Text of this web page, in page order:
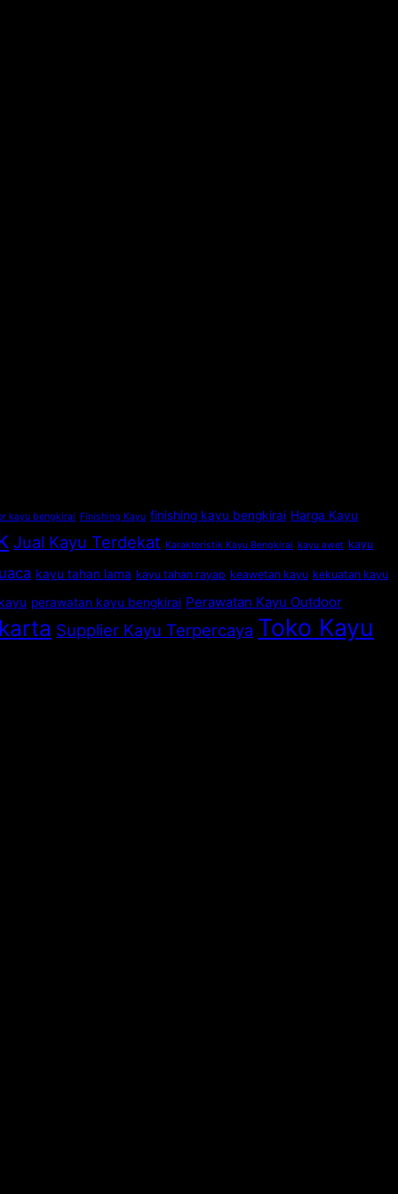
kayu bengkirai Finishing Kayu finishing kayu bengkirai Harga Kayu
Jual Kayu Terdekat Karakteristik Kayu Bengkirai kayu awet kayu
kayu tahan lama kayu tahan rayap keawetan kayu kekuatan kayu
perawatan kayu bengkirai Perawatan Kayu Outdoor
Supplier Kayu Terpercaya Toko Kayu